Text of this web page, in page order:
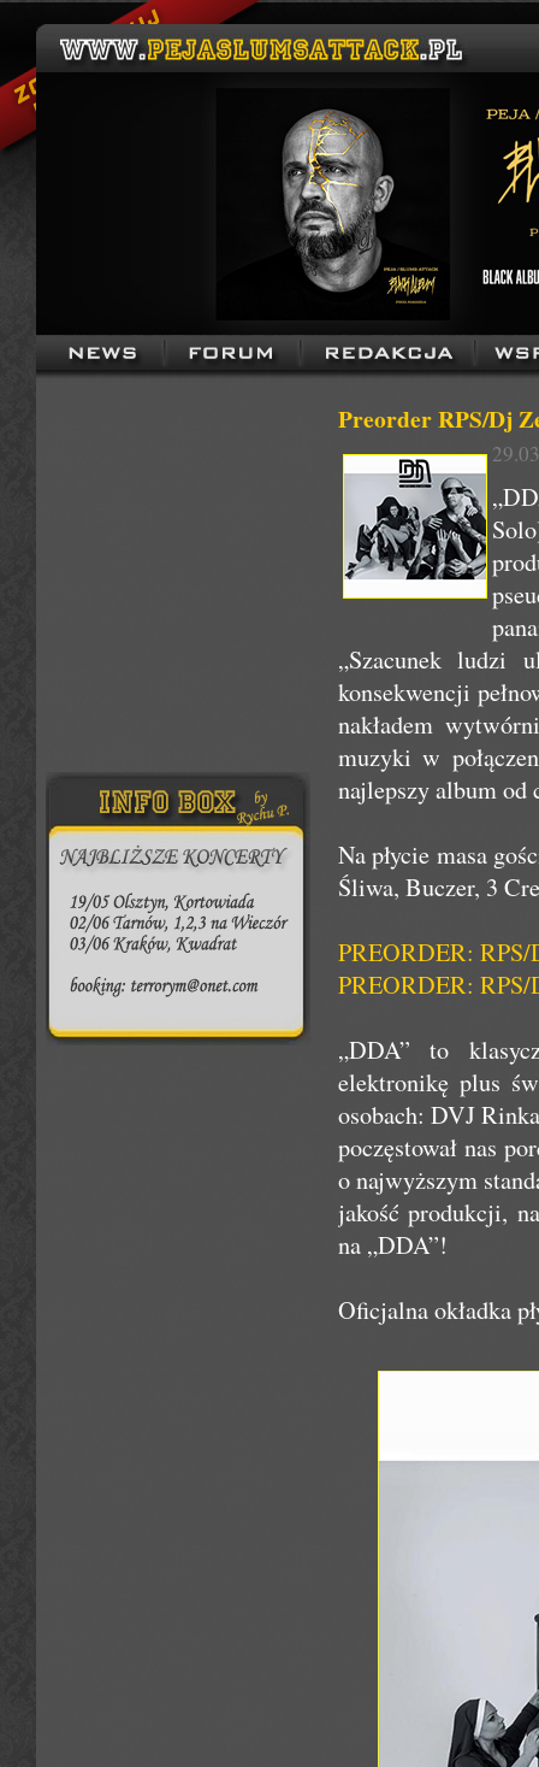
Preorder RPS/Dj
„Szacunek ludzi
konsekwencji
nakładem
muzyki w
najlepszy album od
Na płycie masa
Śliwa, Buczer, 3
PREORDER:
PREORDER:
„DDA” to
elektronikę plus
osobach: DVJ
poczęstował nas
o najwyższym
jakość produkcji,
na „DDA”!
Oficjalna okładka